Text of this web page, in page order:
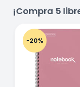
¡Compra 5
-20%